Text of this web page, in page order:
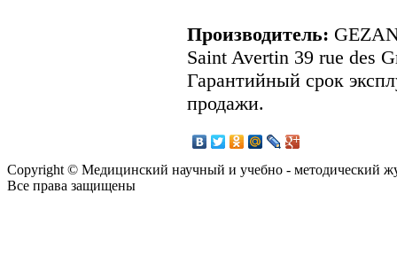
Производитель:
Saint Avertin 39 rue des
Гарантийный срок
продажи.
Copyright © Медицинский научный и учебно - методический
Все права защищены